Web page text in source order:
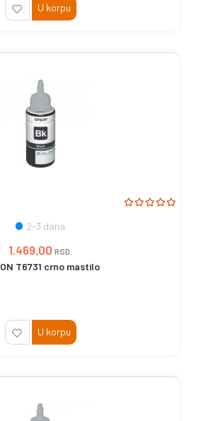
U korpu
2-3 dana
1.469,00 RSD.
T6731 crno mastilo
U korpu